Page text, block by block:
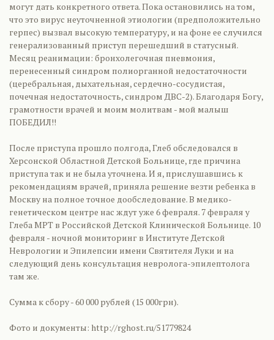
могут дать конкретного ответа. Пока остановились на том,
что это вирус неуточненной этиологии (предположительно
герпес) вызвал высокую температуру, и на фоне ее случился
генерализованный приступ перешедший в статусный.
Месяц реанимации: бронхолегочная пневмония,
перенесенный синдром полиорганной недостаточности
(церебральная, дыхательная, сердечно-сосудистая,
почечная недостаточность, синдром ДВС-2). Благодаря Богу,
грамотности врачей и моим молитвам - мой малыш
ПОБЕДИЛ!!
После приступа прошло полгода, Глеб обследовался в
Херсонской Областной Детской Больнице, где причина
приступа так и не была уточнена. И я, прислушавшись к
рекомендациям врачей, приняла решение везти ребенка в
Москву на полное точное дообследование. В медико-
генетическом центре нас ждут уже 6 февраля. 7 февраля у
Глеба МРТ в Российской Детской Клинической Больнице. 10
февраля - ночной мониторинг в Институте Детской
Неврологии и Эпилепсии имени Святителя Луки и на
следующий день консультация невролога-эпилептолога
там же.
Сумма к сбору - 60 000 рублей (15 000грн).
Фото и документы: http://rghost.ru/51779824